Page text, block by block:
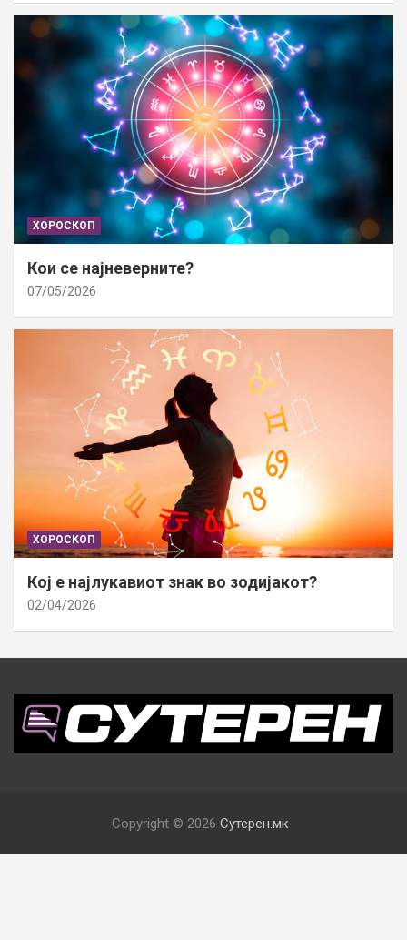
ХОРОСКОП
Кои се најневерните?
07/05/2026
ХОРОСКОП
Кој е најлукавиот знак во зодијакот?
02/04/2026
Copyright © 2026 Сутерен.мк